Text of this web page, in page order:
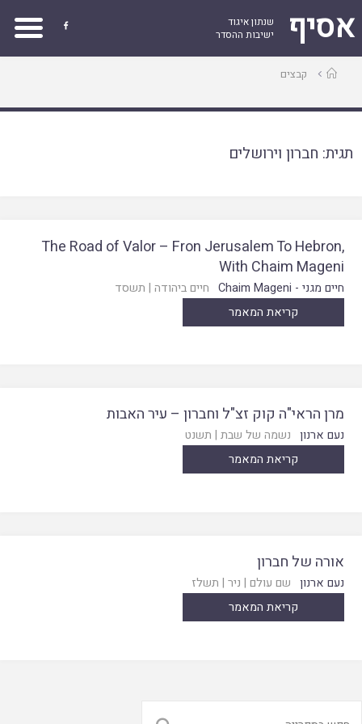
אסיף
שנתון איגוד
ישיבות ההסדר

עמודקבצים
תגית: חברון וירושלים
The Road of Valor – Fron Jerusalem To Hebron,
With Chaim Mageni
חיים מגני - Chaim Mageni חיים ביהודה | תשסד
קריאת המאמר
מרן הראי"ה קוק זצ"ל וחברון – עיר האבות
נעם ארנון נשמה של שבת | תשנט
קריאת המאמר
אורה של חברון
נעם ארנון שם עולם | ניר | תשלז
קריאת המאמר